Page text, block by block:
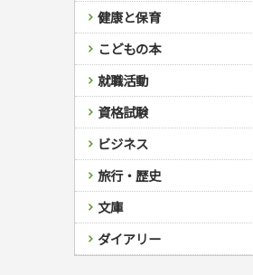
俳句・詩・ことば
その他免許
料理
料理・レシピ
おもてなし・ごちそう料
各国料理
お弁当
健康メニュー・ダイエッ
調理器具クッキング
お菓子・ケーキ・パン
飲み物・お酒
手芸・クラフト
編み物
ソーイング
クラフト
住まい・インテリア・暮らし
インテリア・ハウジング
収納・掃除・暮らし
美容・ファッション
ダイエット・エクササイ
メイク・ネイル・ヘア
着物・着つけ
冠婚葬祭・手紙・ペン字
冠婚葬祭・スピーチ・マ
手紙・ペン字
妊娠・出産・育児
妊娠・出産・育児
離乳食・幼児食・こども
健康と保育
家庭医学・健康
ツボ・マッサージ
家庭医学・病気
健康知識
栄養事典
生活習慣病
看護・介護
看護一般
介護一般
保育・教育
パネルシアター
指導マニュアル
こどもの本
児童一般
おりがみ・あやとり
なぞなぞ・ゲーム
占い・心理ゲーム
のりもの・ずかん
読み物・絵本
音と光のでる絵本
学参・ドリル
夏休みドリル
総復習ドリル
学習・地図
自由研究・読書感想文
えんぴつちょう
就職活動
就職活動
就職試験
公務員試験
資格試験
検定試験・資格試験
英語検定・TOEIC
漢字検定・数学検定
簿記検定
ケアマネジャー
介護・社会福祉士
ビジネス
経営・経済・法律
マネー・株・資産
簿記・経理・税金・保険
その他ビジネス
自己啓発
ビジネス読み物
旅行・歴史
国内・海外旅行
国外旅行
国内旅行
散歩・グルメ
地理・歴史
地理・地図
歴史
文庫
文庫
成美文庫
ダイアリー